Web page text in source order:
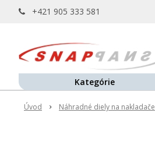
+421 905 333 581
Úvod Náhradné diely na nakladače
Kategórie